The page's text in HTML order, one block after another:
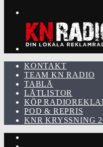
KONTAKT
TEAM KN RADIO
TABLÅ
LÅTLISTOR
KÖP
POD & REPRIS
KNR KRYSSNING